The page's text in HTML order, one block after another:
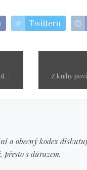
Twitteru
Z knihy povídek na památku mého dědečka. Krásné roky s ním zůstaly ve vzpomínkách.
a obecný kodex
s důrazem.